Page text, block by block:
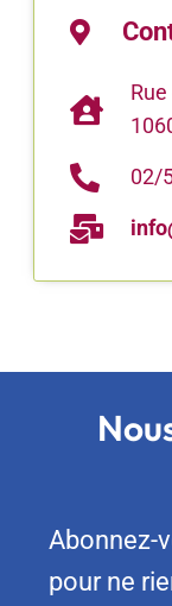
02/
Abonnez-
pour ne